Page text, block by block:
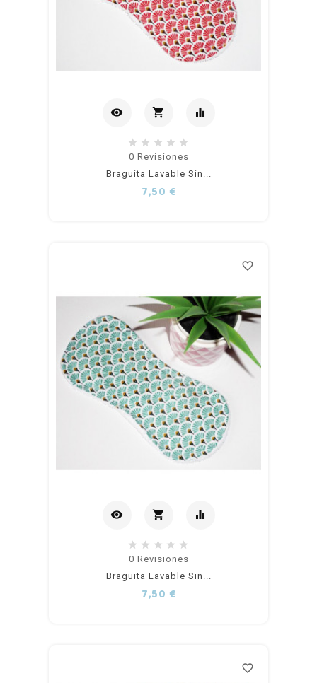
visibility shopping_cart
Añadir
al
equalizer
0 Revisiones
Braguita Lavable Sin...
7,50 €Precio
favorite_border
visibility shopping_cart
Añadir
al
equalizer
0 Revisiones
Braguita Lavable Sin...
7,50 €Precio
favorite_border